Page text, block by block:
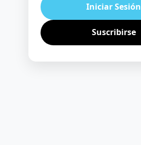
Iniciar Sesión
Suscribirse